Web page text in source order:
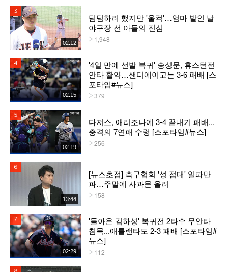
02:12
덤덤하려 했지만 '울컥'…엄마 발인 날
야구장 선 아들의 진심
1,948
02:15
'4일 만에 선발 복귀' 송성문, 휴스턴전
안타 활약…샌디에이고는 3-6 패배 [스
포타임#뉴스]
379
02:19
다저스, 애리조나에 3-4 끝내기 패배...
충격의 7연패 수렁 [스포타임#뉴스]
256
13:44
[뉴스초점] 축구협회 '성 접대' 일파만
파…주말에 사과문 올려
158
02:29
'돌아온 김하성' 복귀전 2타수 무안타
침묵...애틀랜타도 2-3 패배 [스포타임#
뉴스]
112